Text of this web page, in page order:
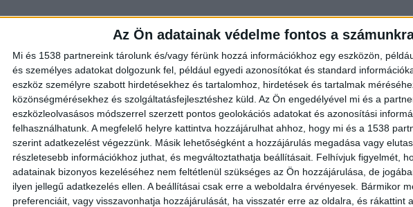
Az Ön adatainak védelme fontos a
Mi és 1538 partnereink tárolunk és/vagy férünk hozzá információkhoz egy eszközön,
és személyes adatokat dolgozunk fel, például egyedi azonosítókat és standard
eszköz személyre szabott hirdetésekhez és tartalomhoz, hirdetések és tartalmak
közönségmérésekhez és szolgáltatásfejlesztéshez küld. Az Ön engedélyével mi és a
eszközleolvasásos módszerrel szerzett pontos geolokációs adatokat és azonosítási
felhasználhatunk. A megfelelő helyre kattintva hozzájárulhat ahhoz, hogy mi és a 1538
szerint adatkezelést végezzünk. Másik lehetőségként a hozzájárulás megadása vagy
részletesebb információkhoz juthat, és megváltoztathatja beállításait. Felhívjuk figyelmét,
adatainak bizonyos kezeléséhez nem feltétlenül szükséges az Ön hozzájárulása, de
ilyen jellegű adatkezelés ellen. A beállításai csak erre a weboldalra érvényesek. Bármikor
preferenciáit, vagy visszavonhatja hozzájárulását, ha visszatér erre az oldalra, és rákattint
Fekete péntek az M1-esen: 40 perc
különbséggel 8 embert halt meg
tragikus ütközésben
2026.06.12. 8:05
Borzalmas balesetsorozat rázta meg az országot
péntek hajnalban az M1-es autópályán,